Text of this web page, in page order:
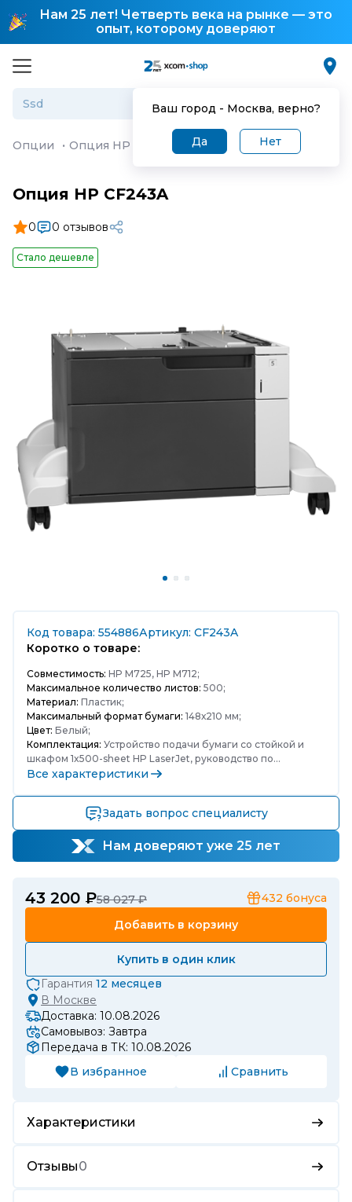
Нам 25 лет! Четверть века на рынке — это
опыт, которому доверяют
Ваш город - Москва, верно?
Да Нет
Опции · Опция HP CF243A
Опция HP CF243A
0 0 отзывов
Стало дешевле
Код товара: 554886Артикул: CF243A
Коротко о товаре:
Совместимость: HP M725, HP M712;
Максимальное количество листов: 500;
Материал: Пластик;
Максимальный формат бумаги: 148х210 мм;
Цвет: Белый;
Комплектация: Устройство подачи бумаги со стойкой и
шкафом 1x500-sheet HP LaserJet, руководство по
установке;
Все характеристики
Задать вопрос специалисту
Нам доверяют уже 25 лет
43 200 ₽58 027 ₽ 432 бонуса
Добавить в корзину
Купить в один клик
Гарантия 12 месяцев
В Москве
Доставка: 10.08.2026
Самовывоз: Завтра
Передача в ТК: 10.08.2026
В избранное
Сравнить
Характеристики
Отзывы0